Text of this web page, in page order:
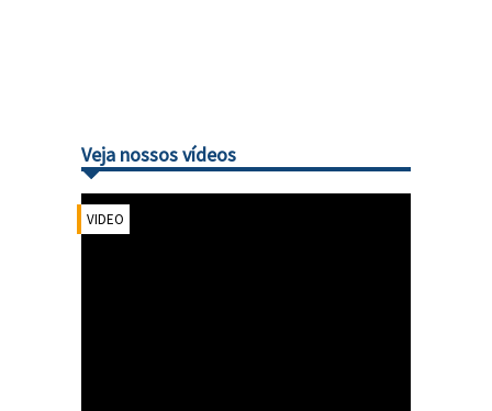
Veja nossos vídeos
VIDEO